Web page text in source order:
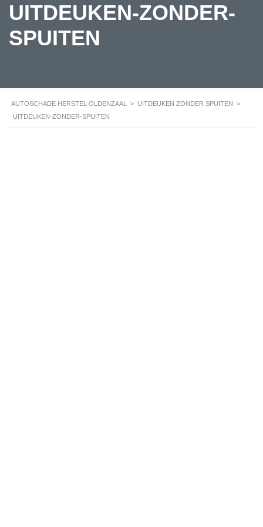
UITDEUKEN-ZONDER-
SPUITEN
AUTOSCHADE HERSTEL OLDENZAAL > UITDEUKEN ZONDER SPUITEN >
UITDEUKEN-ZONDER-SPUITEN